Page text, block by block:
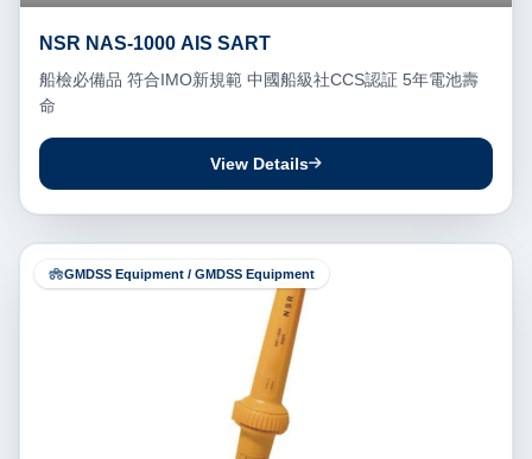
NSR NAS-1000 AIS SART
船檢必備品 符合IMO新規範 中國船級社CCS認証 5年電池壽
命
View Details
GMDSS Equipment / GMDSS Equipment